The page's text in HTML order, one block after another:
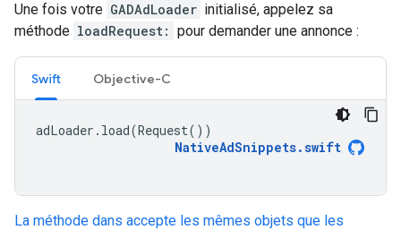
Une fois votre GADAdLoader initialisé, appelez sa
méthode loadRequest: pour demander une annonce :
Swift Objective-C
adLoader . load(Request())
NativeAdSnippets.swift
La méthode dans accepte les mêmes objets que les